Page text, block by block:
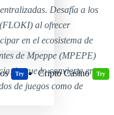
Try Cripto Casino Try
Desafía a los
al ofrecer
en el ecosistema de
de Mpeppe (MPEPE)
lo que lo convierte en un
de juegos como de